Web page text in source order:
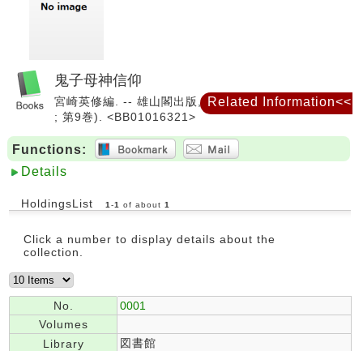
鬼子母神信仰
宮崎英修編. -- 雄山閣出版, 1985. -- (民衆宗教史叢書
; 第9巻). <BB01016321>
Functions:
Details
HoldingsList 1 -1 of about 1
Click a number to display details about the
collection.
No.
0001
Volumes
Library
図書館
Related Information<<